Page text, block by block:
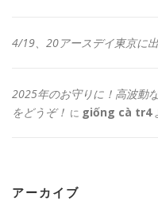
4/19、20アースデイ東京に
2025年のお守りに！高波動
をどうぞ！ に giống cà tr4
アーカイブ